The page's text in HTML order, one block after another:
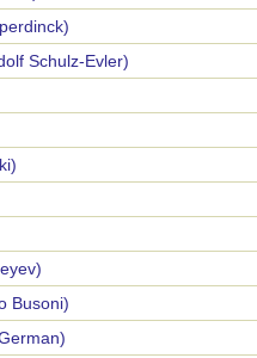
Schulz-Evler)
Busoni)